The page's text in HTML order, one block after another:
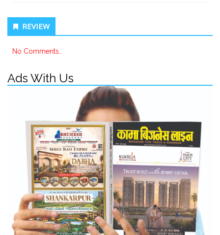
REVIEW
No Comments..
Ads With Us